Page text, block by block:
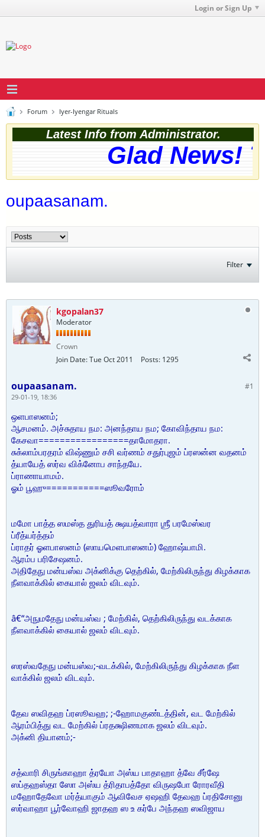
Login or Sign Up
Forum Iyer-Iyengar Rituals
Latest Info from Administrator.
Glad News!
oupaasanam.
Filter
kgopalan37
Moderator
Crown
Join Date:Tue Oct 2011 Posts: 1295
#1
oupaasanam.
29-01-19, 18:36
ஒளபாஸனம்;
ஆசமனம். அச்சுதாய நம: அனந்தாய நம; கோவிந்தாய நம:
கேசவா=================தாமோதரா.
சுக்லாம்பரதரம் விஷ்ணும் சசி வர்ணம் சதுர்புஜம் ப்ரஸன்ன வதனம்
த்யாயேத் ஸர்வ விக்னோப சாந்தயே.
ப்ராணாயாமம்.
ஓம் பூஹு===========ஸூவரோம்
மமோ பாத்த ஸமஸ்த துரியத் க்ஷயத்வாரா ஶ்ரீ பரமேஸ்வர
ப்ரீத்யர்த்தம்
ப்ராதர் ஓளபாஸனம் (ஸாயமெளபாஸனம்) ஹோஷ்யாமி.
ஆரம்ப பரிசேஷனம்.
அதிதேநு மன்யஸ்வ அக்னிக்கு தெற்கில், மேற்கிலிருந்து கிழக்காக
நீளவாக்கில் கையால் ஜலம் விடவும்.
â€“அநுமதேநு மன்யஸ்வ ; மேற்கில், தெற்கிலிருந்து வடக்காக
நீளவாக்கில் கையால் ஜலம் விடவும்.
ஸரஸ்வதேநு மன்யஸ்வ;-வடக்கில், மேற்கிலிருந்து கிழக்காக நீள
வாக்கில் ஜலம் விடவும்.
தேவ ஸவிதஹ ப்ரஸூவஹ; ;-ஹோமகுண்டத்தின், வட மேற்கில்
ஆரம்பித்து வட மேற்கில் ப்ரதக்ஷிணமாக ஜலம் விடவும்.
அக்னி தியானம்;-
சத்வாரி சிருங்காஹா த்ரயோ அஸ்ய பாதாஹா த்வே சீர்ஷே
ஸப்தஹஸ்தா ஸோ அஸ்ய த்ரிதாபத்தோ விருஷபோ ரோரவீதி
மஹோதேவோ மர்த்யாகும் ஆவிவேச ஏஷஹி தேவஹ ப்ரதிசோனு
ஸர்வாஹா பூர்வோஹி ஜாதஹ ஸ உ கர்பே அந்தஹ ஸவிஜாய